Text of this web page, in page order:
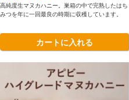
高純度生マヌカハニー。巣箱の中で完熟したはち
みつを年に一回最良の時期に収穫しています。
カートに入れる